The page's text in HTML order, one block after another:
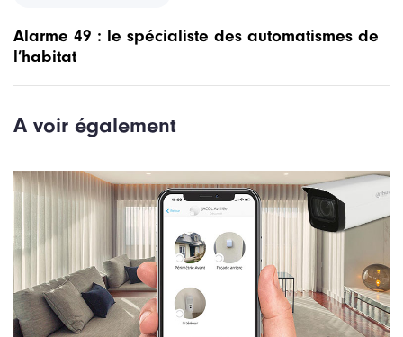
r
é
c
d
n
t
t
i
l
s
i
v
n
t
Alarme 49 : le spécialiste des automatismes de
l’habitat
A voir également